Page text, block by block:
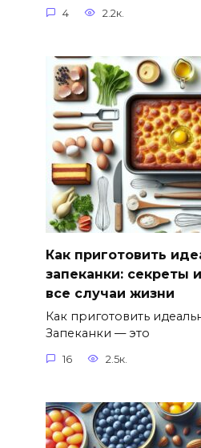
4 2.2к.
Как приготовить
запеканки: секреты
все случаи жизни
Как приготовить
Запеканки — это
16 2.5к.